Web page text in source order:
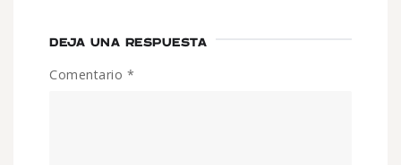
DEJA UNA RESPUESTA
Comentario *